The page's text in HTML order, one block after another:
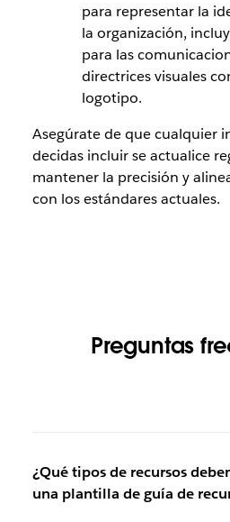
para representar la
la organización,
para las
directrices visuales
logotipo.
Asegúrate de que cualquier
decidas incluir se actualice
mantener la precisión y
con los estándares actuales.
Preguntas
¿Qué tipos de recursos
una plantilla de guía de